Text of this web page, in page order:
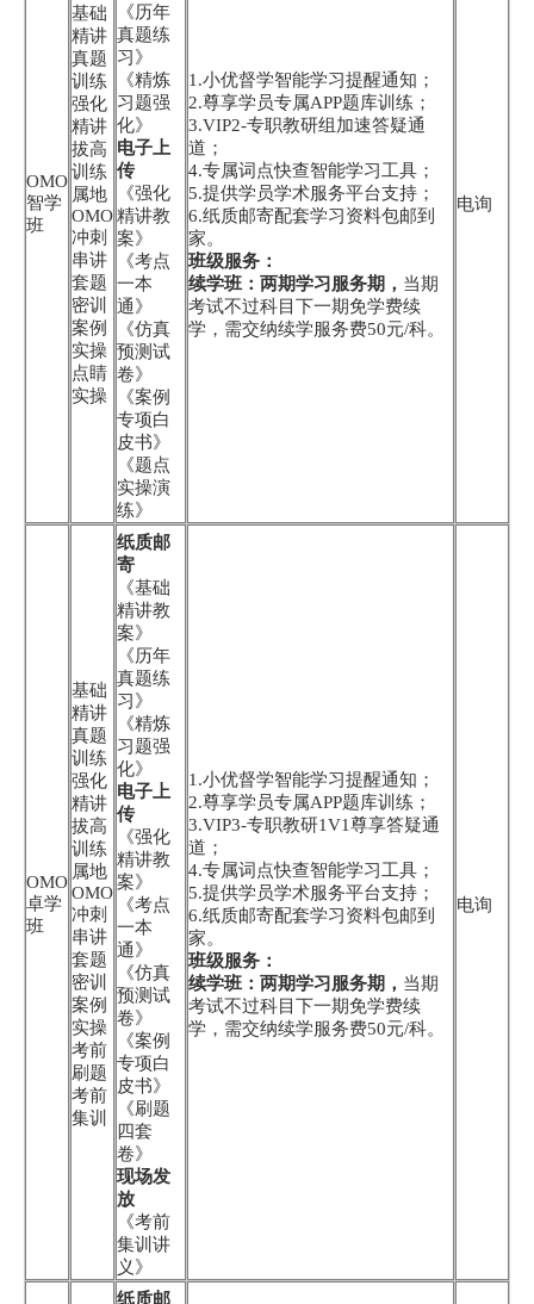
OMO
智学
班
基础
精讲
真题
训练
强化
精讲
拔高
训练
属地
OMO
冲刺
串讲
套题
密训
案例
实操
点睛
实操
《历年
真题练
习》
《精炼
习题强
化》
电子上
传
《强化
精讲教
案》
《考点
一本
通》
《仿真
预测试
卷》
《案例
专项白
皮书》
《题点
实操演
练》
1.小优督学智能学习提醒通知；
2.尊享学员专属APP题库训练；
3.VIP2-专职教研组加速答疑通
道；
4.专属词点快查智能学习工具；
5.提供学员学术服务平台支持；
6.纸质邮寄配套学习资料包邮到
家。
班级服务：
续学班：两期学习服务期， 当期
考试不过科目下一期免学费续
学，需交纳续学服务费50元/科。
电询
OMO
卓学
班
基础
精讲
真题
训练
强化
精讲
拔高
训练
属地
OMO
冲刺
串讲
套题
密训
案例
实操
考前
刷题
考前
集训
纸质邮
寄
《基础
精讲教
案》
《历年
真题练
习》
《精炼
习题强
化》
电子上
传
《强化
精讲教
案》
《考点
一本
通》
《仿真
预测试
卷》
《案例
专项白
皮书》
《刷题
四套
卷》
现场发
放
《考前
集训讲
义》
1.小优督学智能学习提醒通知；
2.尊享学员专属APP题库训练；
3.VIP3-专职教研1V1尊享答疑通
道；
4.专属词点快查智能学习工具；
5.提供学员学术服务平台支持；
6.纸质邮寄配套学习资料包邮到
家。
班级服务：
续学班：两期学习服务期， 当期
考试不过科目下一期免学费续
学，需交纳续学服务费50元/科。
电询
纸质邮